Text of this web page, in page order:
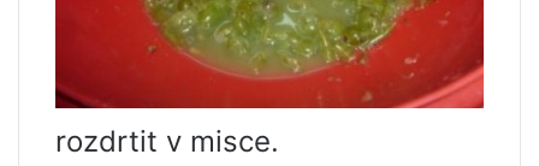
rozdrtit v misce.